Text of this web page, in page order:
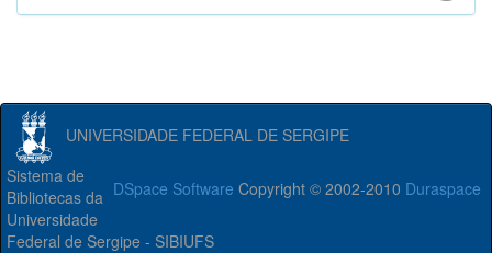
UNIVERSIDADE FEDERAL DE SERGIPE
DSpace Software Copyright © 2002-2010 Duraspace
Sistema de
Bibliotecas da
Universidade
Federal de Sergipe - SIBIUFS